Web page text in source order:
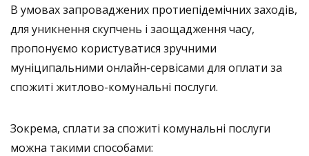
В умовах запроваджених протиепідемічних заходів,
для уникнення скупчень і заощадження часу,
пропонуємо користуватися зручними
муніципальними онлайн-сервісами для оплати за
спожиті житлово-комунальні послуги.
Зокрема, сплати за спожиті комунальні послуги
можна такими способами: